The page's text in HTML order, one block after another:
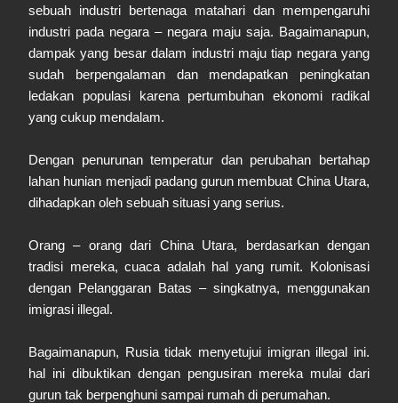
sebuah industri bertenaga matahari dan mempengaruhi
industri pada negara – negara maju saja. Bagaimanapun,
dampak yang besar dalam industri maju tiap negara yang
sudah berpengalaman dan mendapatkan peningkatan
ledakan populasi karena pertumbuhan ekonomi radikal
yang cukup mendalam.
Dengan penurunan temperatur dan perubahan bertahap
lahan hunian menjadi padang gurun membuat China Utara,
dihadapkan oleh sebuah situasi yang serius.
Orang – orang dari China Utara, berdasarkan dengan
tradisi mereka, cuaca adalah hal yang rumit. Kolonisasi
dengan Pelanggaran Batas – singkatnya, menggunakan
imigrasi illegal.
Bagaimanapun, Rusia tidak menyetujui imigran illegal ini.
hal ini dibuktikan dengan pengusiran mereka mulai dari
gurun tak berpenghuni sampai rumah di perumahan.